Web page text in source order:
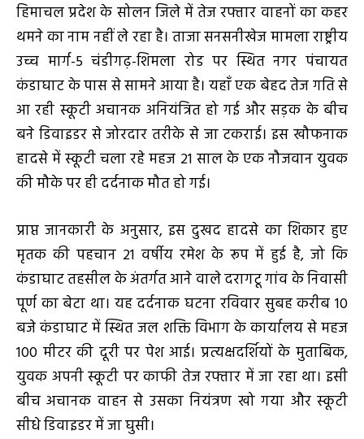
हिमाचल प्रदेश के सोलन जिले में तेज रफ्तार वाहनों का कहर
थमने का नाम नहीं ले रहा है। ताजा सनसनीखेज मामला राष्ट्रीय
उच्च मार्ग-5 चंडीगढ़-शिमला रोड पर स्थित नगर पंचायत
कंडाघाट के पास से सामने आया है। यहाँ एक बेहद तेज गति से
आ रही स्कूटी अचानक अनियंत्रित हो गई और सड़क के बीच
बने डिवाइडर से जोरदार तरीके से जा टकराई। इस खौफनाक
हादसे में स्कूटी चला रहे महज 21 साल के एक नौजवान युवक
की मौके पर ही दर्दनाक मौत हो गई।
प्राप्त जानकारी के अनुसार, इस दुखद हादसे का शिकार हुए
मृतक की पहचान 21 वर्षीय रमेश के रूप में हुई है, जो कि
कंडाघाट तहसील के अंतर्गत आने वाले दरागटू गांव के निवासी
पूर्ण का बेटा था। यह दर्दनाक घटना रविवार सुबह करीब 10
बजे कंडाघाट में स्थित जल शक्ति विभाग के कार्यालय से महज
100 मीटर की दूरी पर पेश आई। प्रत्यक्षदर्शियों के मुताबिक,
युवक अपनी स्कूटी पर काफी तेज रफ्तार में जा रहा था। इसी
बीच अचानक वाहन से उसका नियंत्रण खो गया और स्कूटी
सीधे डिवाइडर में जा घुसी।